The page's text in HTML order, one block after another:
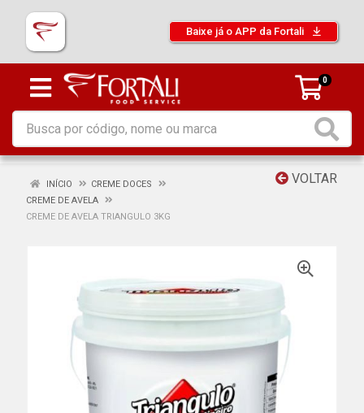
Baixe já o APP da Fortali
0
VOLTAR
INÍCIO
CREME DOCES
CREME DE AVELA
CREME DE AVELA TRIANGULO 3KG